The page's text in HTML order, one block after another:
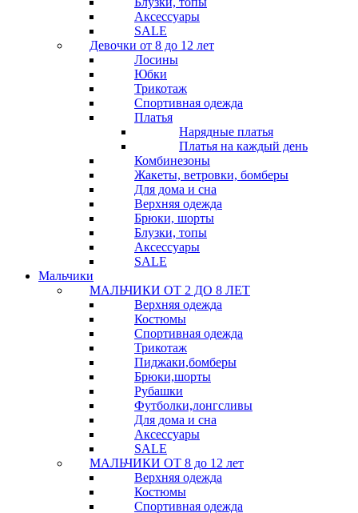
Аксессуары
SALE
Девочки от 8 до 12 лет
Лосины
Юбки
Трикотаж
Спортивная одежда
Платья
Нарядные платья
Платья на каждый день
Комбинезоны
Жакеты, ветровки, бомберы
Для дома и сна
Верхняя одежда
Брюки, шорты
Блузки, топы
Аксессуары
SALE
Мальчики
МАЛЬЧИКИ ОТ 2 ДО 8 ЛЕТ
Верхняя одежда
Костюмы
Спортивная одежда
Трикотаж
Пиджаки,бомберы
Брюки,шорты
Рубашки
Футболки,лонгсливы
Для дома и сна
Аксессуары
SALE
МАЛЬЧИКИ ОТ 8 до 12 лет
Верхняя одежда
Костюмы
Спортивная одежда